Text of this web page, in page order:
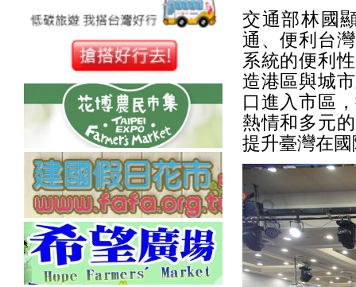
交通部林國
通、便利台
系統的便利
造港區與城
口進入市區
熱情和多元
提升臺灣在